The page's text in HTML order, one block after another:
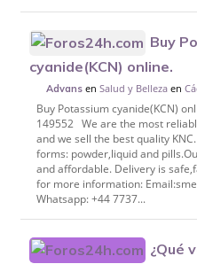
Buy
cyanide(KCN) online.
Advans enSalud y Belleza en
Buy Potassium cyanide(KCN)
149552 We are the most
and we sell the best quality
forms: powder,liquid and
and affordable. Delivery is
for more information:
Whatsapp: +44 7737...
¿Qué